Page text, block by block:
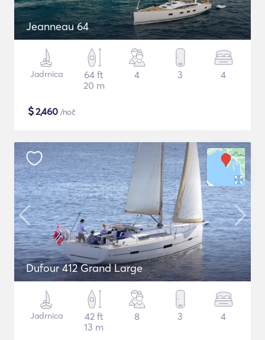
Jeanneau 64
Jadrnica
64 ft
20 m
4 3 4
$2,460 /noč
Dufour 412 Grand Large
Jadrnica
42 ft
13 m
8 3 4